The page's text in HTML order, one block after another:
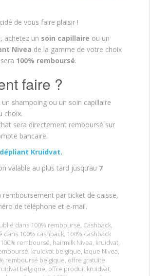
de vous faire plaisir !
achetez un soin capillaire ou un
Nivea de la gamme de votre choix
100% remboursé.
faire ?
un shampoing ou un soin capillaire
choix.
sera directement remboursé sur
bancaire.
Kruidvat.
valable au plus tard jusqu’au 7
remboursement par ticket de caisse,
de téléphone et e-mail.
dans 100% remboursé, Cashback,
dans 100% cashback, 100% cashback
remboursé, hairmilk Nivea, kruidvat,
, kruidvat belgique, laque Nivea,
remboursé belgique, offre gratuite
belgique, offre produit kruidvat,